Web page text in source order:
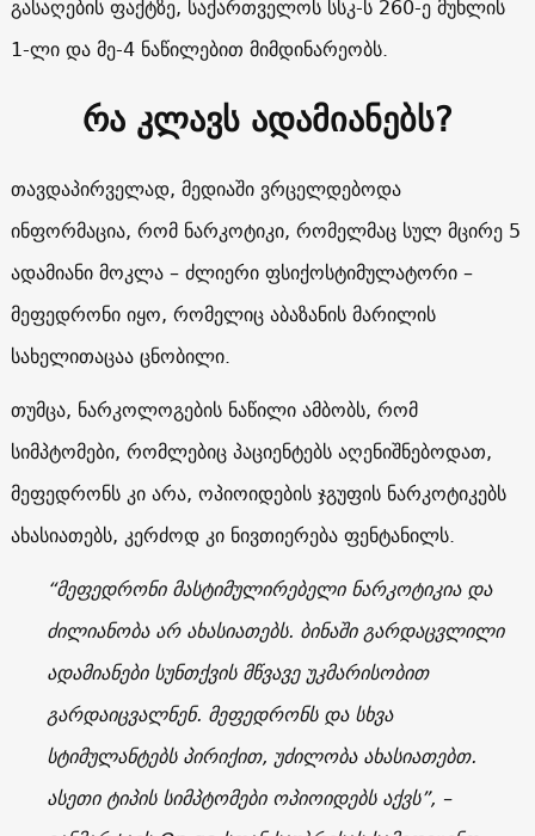
გასაღების ფაქტზე, საქართველოს სსკ-ს 260-ე მუხლის
1-ლი და მე-4 ნაწილებით მიმდინარეობს.
რა კლავს ადამიანებს?
თავდაპირველად, მედიაში ვრცელდებოდა
ინფორმაცია, რომ ნარკოტიკი, რომელმაც სულ მცირე 5
ადამიანი მოკლა – ძლიერი ფსიქოსტიმულატორი –
მეფედრონი იყო, რომელიც აბაზანის მარილის
სახელითაცაა ცნობილი.
თუმცა, ნარკოლოგების ნაწილი ამბობს, რომ
სიმპტომები, რომლებიც პაციენტებს აღენიშნებოდათ,
მეფედრონს კი არა, ოპიოიდების ჯგუფის ნარკოტიკებს
ახასიათებს, კერძოდ კი ნივთიერება ფენტანილს.
“მეფედრონი მასტიმულირებელი ნარკოტიკია და
ძილიანობა არ ახასიათებს. ბინაში გარდაცვლილი
ადამიანები სუნთქვის მწვავე უკმარისობით
გარდაიცვალნენ. მეფედრონს და სხვა
სტიმულანტებს პირიქით, უძილობა ახასიათებთ.
ასეთი ტიპის სიმპტომები ოპიოიდებს აქვს”, –